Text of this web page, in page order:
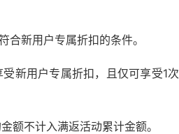
新用户专属折扣的条件。
新用户专属折扣，且仅可享受1次
额不计入满返活动累计金额。